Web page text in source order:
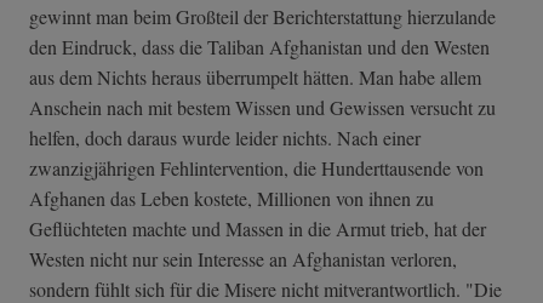
gewinnt man beim Großteil der Berichterstattung hierzulande
den Eindruck, dass die Taliban Afghanistan und den Westen
aus dem Nichts heraus überrumpelt hätten. Man habe allem
Anschein nach mit bestem Wissen und Gewissen versucht zu
helfen, doch daraus wurde leider nichts. Nach einer
zwanzigjährigen Fehlintervention, die Hunderttausende von
Afghanen das Leben kostete, Millionen von ihnen zu
Geflüchteten machte und Massen in die Armut trieb, hat der
Westen nicht nur sein Interesse an Afghanistan verloren,
sondern fühlt sich für die Misere nicht mitverantwortlich. "Die